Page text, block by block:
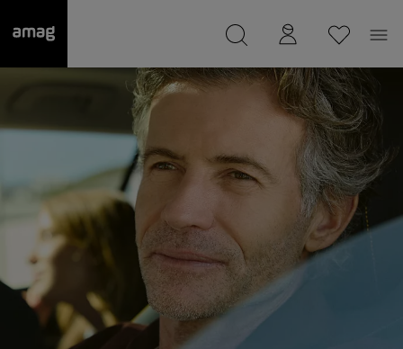
wurde als Ihre Garage gespeichert.